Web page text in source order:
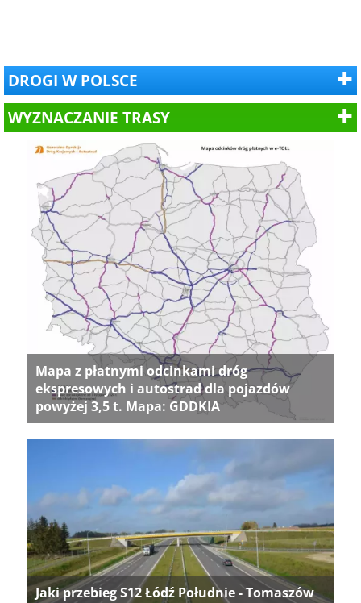
DROGI W POLSCE
WYZNACZANIE TRASY
Mapa z płatnymi odcinkami dróg
ekspresowych i autostrad dla pojazdów
powyżej 3,5 t. Mapa: GDDKIA
Jaki przebieg S12 Łódź Południe - Tomaszów